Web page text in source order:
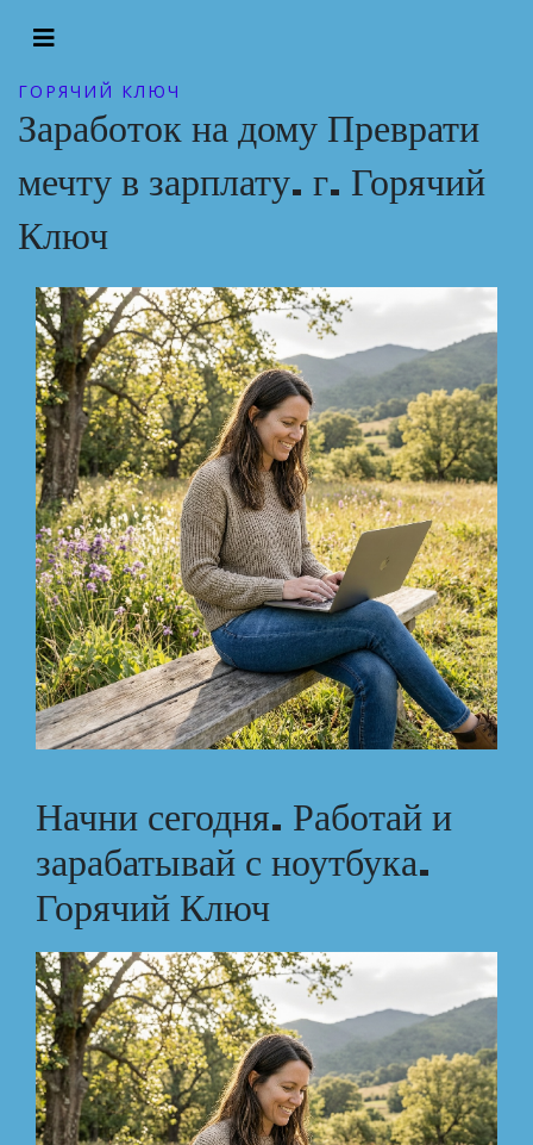
ГОРЯЧИЙ КЛЮЧ
Заработок на дому Преврати
мечту в зарплату. г. Горячий
Ключ
Начни сегодня. Работай и
зарабатывай с ноутбука.
Горячий Ключ